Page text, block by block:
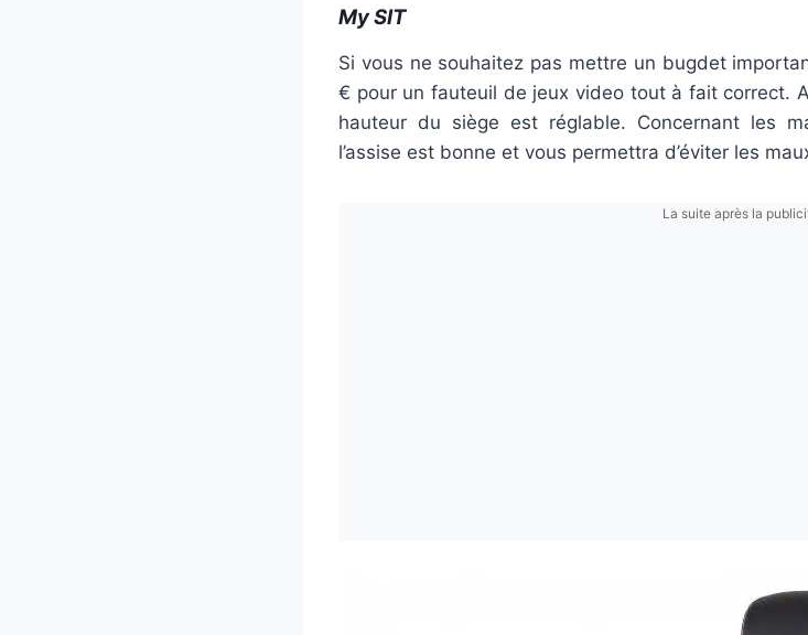
My SIT
Si vous ne souhaitez pas mettre un bugdet
€ pour un fauteuil de jeux video tout à fait correct.
hauteur du siège est réglable. Concernant les
l’assise est bonne et vous permettra d’éviter les
La suite après la